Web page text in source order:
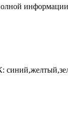
информации